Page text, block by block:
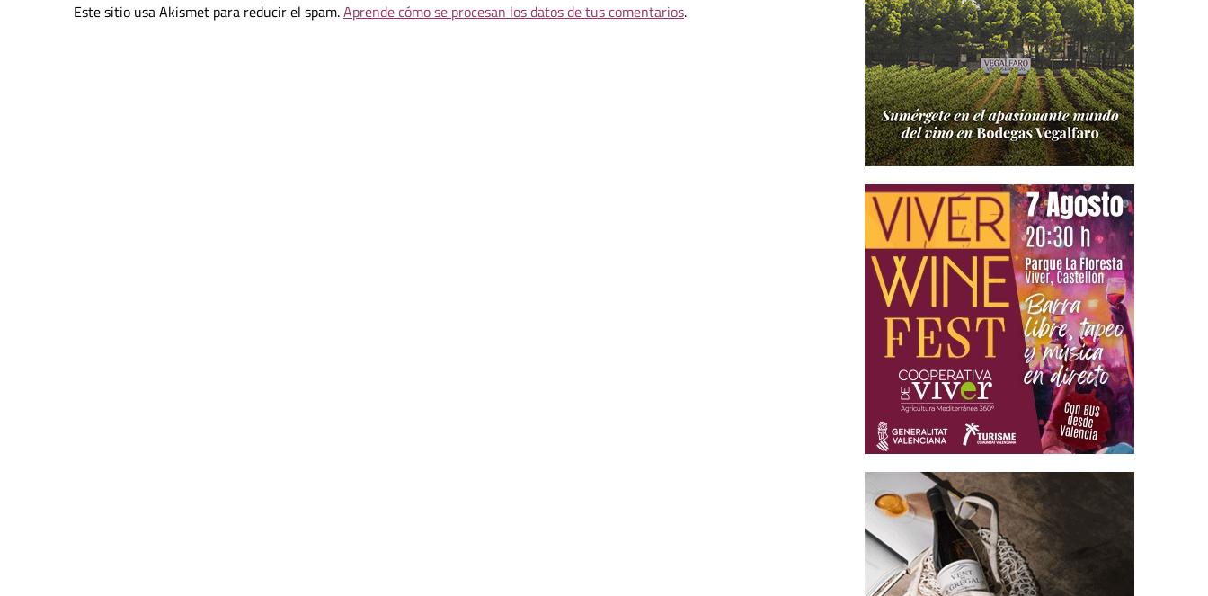
Este sitio usa Akismet para reducir el spam.Aprende cómo se procesan los datos de tus comentarios.